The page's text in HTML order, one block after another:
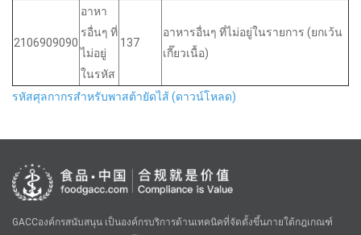
2106909090
อาหา
รอื่นๆ ที่
ไม่อยู่
ในรหัส
137
อาหารอื่นๆ ที่ไม่อยู่ในรายการ (ยกเว้น
เกี๊ยวเนื้อ)
รหัสศุลกากรสำหรับพาสต้ายัดไส้ (ดาวน์โหลด)
GACCองค์กรสนับสนุน เป็นองค์กรบริการด้านเทคนิคที่จัดตั้งขึ้นภายใต้กฎเกณฑ์